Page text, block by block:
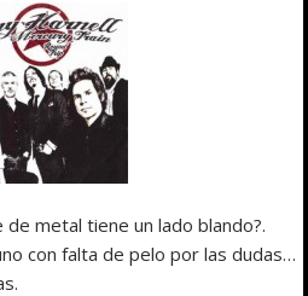
metal tiene un lado blando?.
con falta de pelo por las dudas…